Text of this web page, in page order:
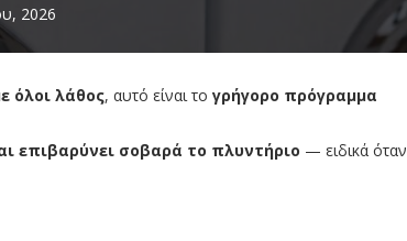
2026
όλοι λάθος, αυτό είναι το γρήγορο πρόγραμμα
επιβαρύνει σοβαρά το πλυντήριο — ειδικά όταν